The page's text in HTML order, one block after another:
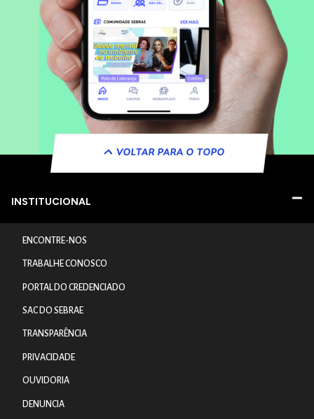
VOLTAR PARA O TOPO
INSTITUCIONAL
ENCONTRE-NOS
TRABALHE CONOSCO
PORTAL DO CREDENCIADO
SAC DO SEBRAE
TRANSPARÊNCIA
PRIVACIDADE
OUVIDORIA
DENUNCIA